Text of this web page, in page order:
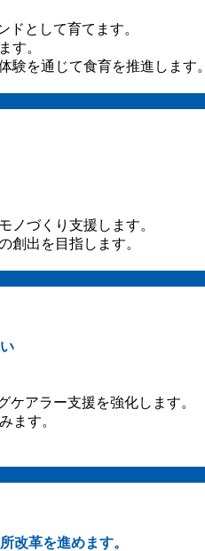
として育てます。
す。
験を通じて食育を推進します。
ノづくり支援します。
創出を目指します。
アラー支援を強化します。
ます。
改革を進めます。